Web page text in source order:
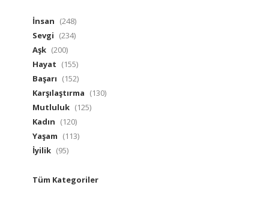
İnsan (248)
Sevgi (234)
Aşk (200)
Hayat (155)
Başarı (152)
Karşılaştırma (130)
Mutluluk (125)
Kadın (120)
Yaşam (113)
İyilik (95)
Tüm Kategoriler